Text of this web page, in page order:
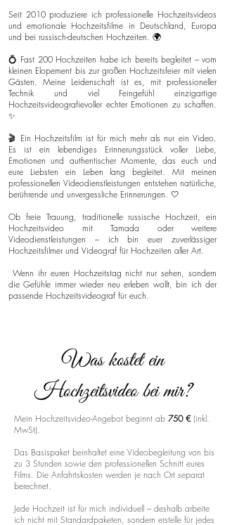
Seit 2010 produziere ich professionelle Hochzeitsvideos
und emotionale Hochzeitsfilme in Deutschland, Europa
und bei russisch-deutschen Hochzeiten. 🌍
💍 Fast 200 Hochzeiten habe ich bereits begleitet – vom
kleinen Elopement bis zur großen Hochzeitsfeier mit vielen
Gästen. Meine Leidenschaft ist es, mit professioneller
Technik und viel Feingefühl einzigartige
Hochzeitsvideografievoller echter Emotionen zu schaffen.
✨
🎬 Ein Hochzeitsfilm ist für mich mehr als nur ein Video.
Es ist ein lebendiges Erinnerungsstück voller Liebe,
Emotionen und authentischer Momente, das euch und
eure Liebsten ein Leben lang begleitet. Mit meinen
professionellen Videodienstleistungen entstehen natürliche,
berührende und unvergessliche Erinnerungen. 🤍
Ob freie Trauung, traditionelle russische Hochzeit, ein
Hochzeitsvideo mit Tamada oder weitere
Videodienstleistungen – ich bin euer zuverlässiger
Hochzeitsfilmer und Videograf für Hochzeiten aller Art.
Wenn ihr euren Hochzeitstag nicht nur sehen, sondern
die Gefühle immer wieder neu erleben wollt, bin ich der
passende Hochzeitsvideograf für euch.
Was kostet ein
Hochzeitsvideo bei mir?
Mein Hochzeitsvideo-Angebot beginnt ab 750 € (inkl.
MwSt).
Das Basispaket beinhaltet eine Videobegleitung von bis
zu 3 Stunden sowie den professionellen Schnitt eures
Films. Die Anfahrtskosten werden je nach Ort separat
berechnet.
Jede Hochzeit ist für mich individuell – deshalb arbeite
ich nicht mit Standardpaketen, sondern erstelle für jedes